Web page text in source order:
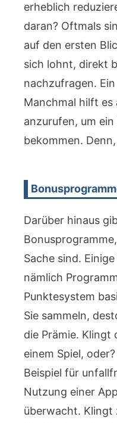
erheblich
daran? Oftmals
auf den ersten
sich lohnt, direkt
nachzufragen.
Manchmal hilft es
anzurufen, um
bekommen.
Darüber hinaus
Sache sind.
nämlich
Punktesystem
Sie sammeln,
die Prämie. Klingt
einem Spiel,
Beispiel für
Nutzung einer
überwacht. Klingt